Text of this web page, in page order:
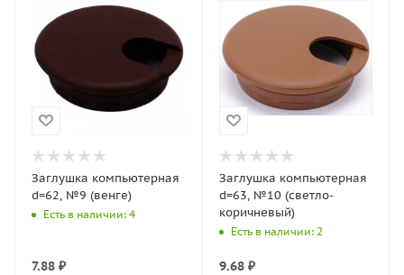
Заглушка компьютерная
d=62, №9 (венге)
Есть в наличии: 4
7.88 ₽
Заглушка компьютерная
d=63, №10 (светло-
коричневый)
Есть в наличии: 2
9.68₽